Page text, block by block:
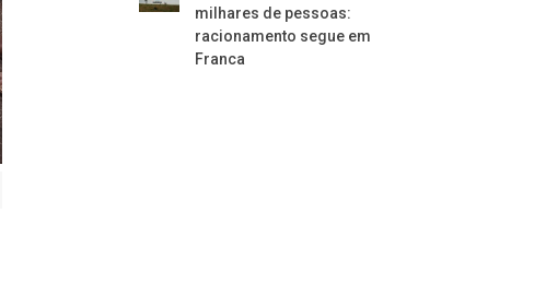
milhares de pessoas:
racionamento segue em
Franca